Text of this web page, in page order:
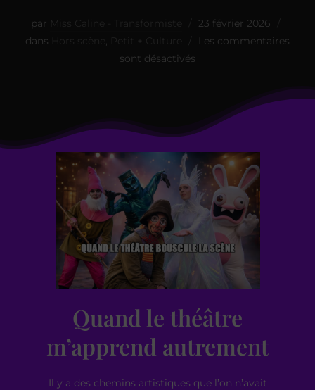
par
23 février 2026
dans
,
Les commentaires
sont désactivés
Quand le théâtre
m’apprend autrement
Il y a des chemins artistiques que l’on n’avait